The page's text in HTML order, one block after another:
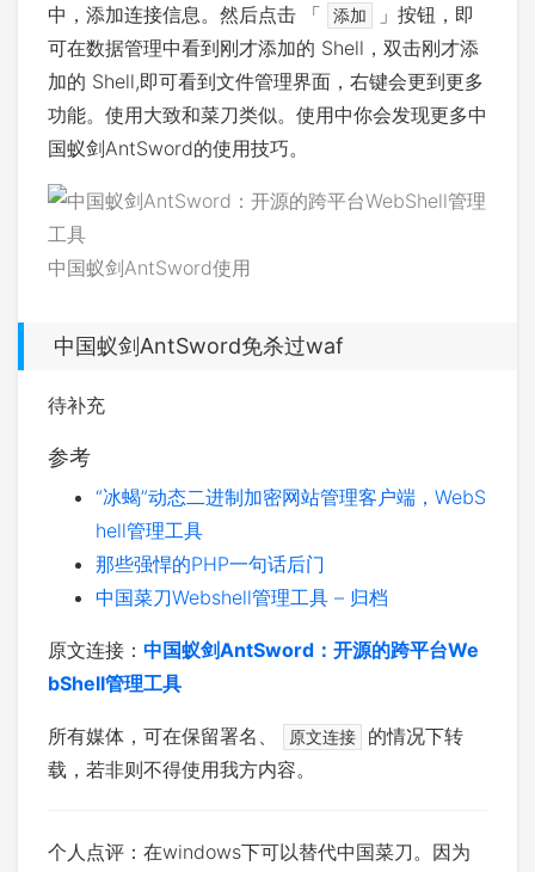
中，添加连接信息。然后点击 「 添加
」按钮，即
可在数据管理中看到刚才添加的 Shell，双击刚才添
加的 Shell,即可看到文件管理界面，右键会更到更多
功能。使用大致和菜刀类似。使用中你会发现更多中
国蚁剑AntSword的使用技巧。
中国蚁剑AntSword使用
中国蚁剑AntSword免杀过waf
待补充
参考
“冰蝎”动态二进制加密网站管理客户端，WebS
hell管理工具
那些强悍的PHP一句话后门
中国菜刀Webshell管理工具 – 归档
原文连接： 中国蚁剑AntSword：开源的跨平台We
bShell管理工具
所有媒体，可在保留署名、 原文连接
的情况下转
载，若非则不得使用我方内容。
个人点评：在windows下可以替代中国菜刀。因为